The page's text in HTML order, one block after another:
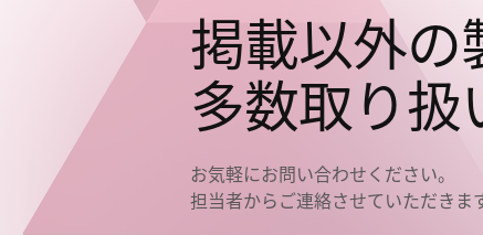
掲載以外の
多数取り扱
お気軽にお問い合わせください。
担当者からご連絡させていただきます